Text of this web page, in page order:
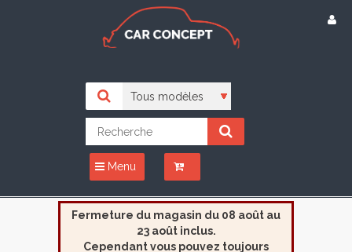
Menu
Fermeture du magasin du 08 août au
23 août inclus.
Cependant vous pouvez toujours